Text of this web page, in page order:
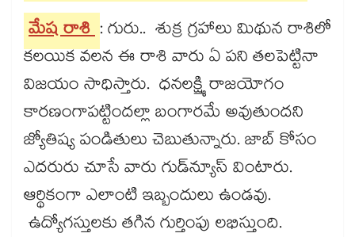
మేష రాశి: గురు.. శుక్ర గ్రహాలు మిథున రాశిలో
కలయిక వలన ఈ రాశి వారు ఏ పని తలపెట్టినా
విజయం సాధిస్తారు. ధనలక్ష్మి రాజయోగం
కారణంగాపట్టిందల్లా బంగారమే అవుతుందని
జ్యోతిష్య పండితులు చెబుతున్నారు. జాబ్​ కోసం
ఎదరురు చూసే వారు గుడ్​న్యూస్​ వింటారు.
ఆర్థికంగా ఎలాంటి ఇబ్బందులు ఉండవు.
ఉద్యోగస్తులకు తగిన గుర్తింపు లభిస్తుంది.